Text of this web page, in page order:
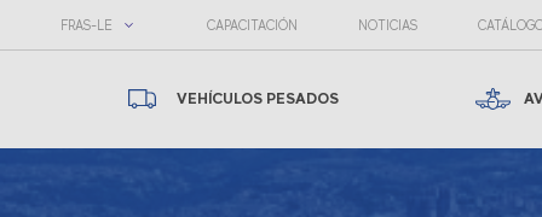
FRAS-LE CAPACITACIÓN NOTICIAS
VEHÍCULOS PESADOS